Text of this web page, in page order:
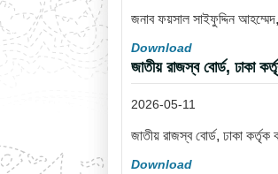
জনাব ফয়সাল সাইফুদ্দিন
Download
জাতীয় রাজস্ব বোর্ড, ঢাকা
2026-05-11
জাতীয় রাজস্ব বোর্ড, ঢাকা
Download